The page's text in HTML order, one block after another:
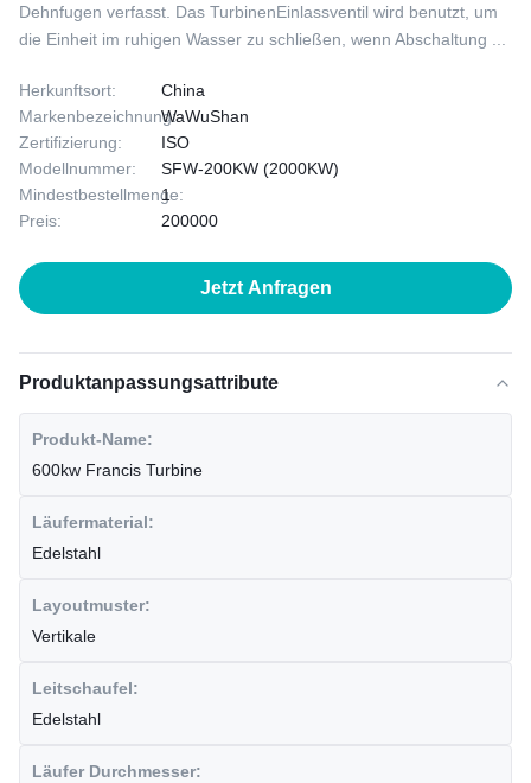
Dehnfugen verfasst. Das TurbinenEinlassventil wird benutzt, um
die Einheit im ruhigen Wasser zu schließen, wenn Abschaltung ...
Herkunftsort:
China
Markenbezeichnung:WaWuShan
Zertifizierung:
ISO
Modellnummer:
SFW-200KW (2000KW)
Mindestbestellmenge:
1
Preis:
200000
Jetzt Anfragen
Produktanpassungsattribute
Produkt-Name:
600kw Francis Turbine
Läufermaterial:
Edelstahl
Layoutmuster:
Vertikale
Leitschaufel:
Edelstahl
Läufer Durchmesser: